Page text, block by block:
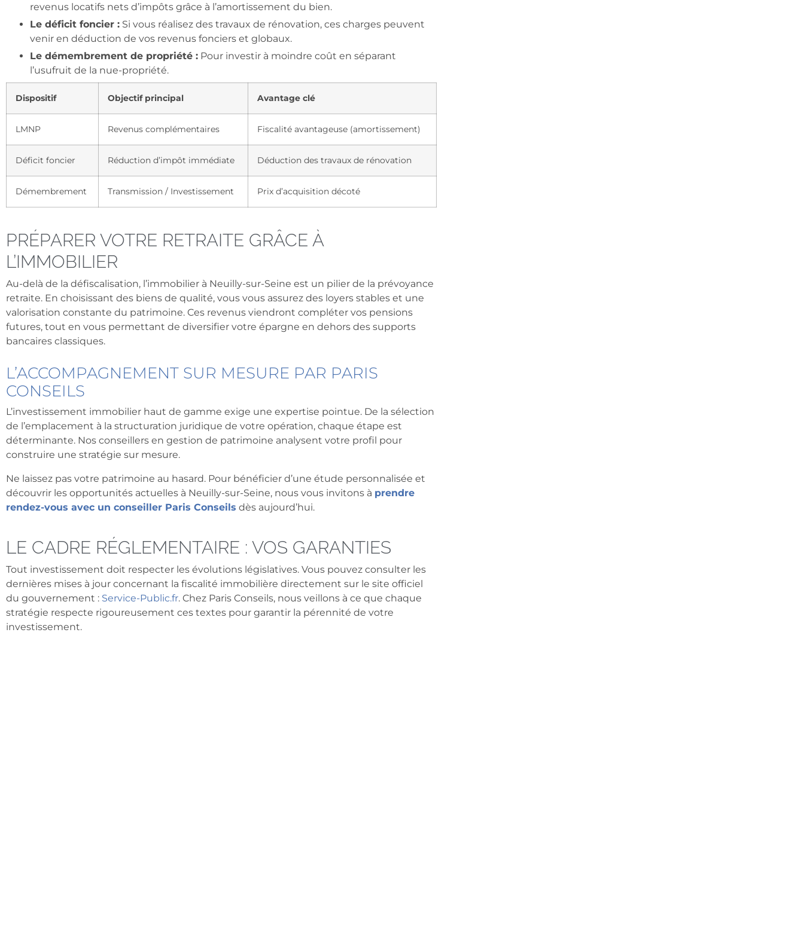
revenus locatifs nets d’impôts grâce à l’amortissement du bien.
Le déficit foncier : Si vous réalisez des travaux de rénovation, ces charges peuvent
venir en déduction de vos revenus fonciers et globaux.
Le démembrement de propriété : Pour investir à moindre coût en séparant
l’usufruit de la nue-propriété.
Dispositif Objectif principal Avantage clé
LMNP Revenus complémentaires Fiscalité avantageuse (amortissement)
Déficit foncier Réduction d’impôt immédiate Déduction des travaux de rénovation
Démembrement Transmission / Investissement Prix d’acquisition décoté
PRÉPARER VOTRE RETRAITE GRÂCE À
L’IMMOBILIER
Au-delà de la défiscalisation, l’immobilier à Neuilly-sur-Seine est un pilier de la prévoyance
retraite. En choisissant des biens de qualité, vous vous assurez des loyers stables et une
valorisation constante du patrimoine. Ces revenus viendront compléter vos pensions
futures, tout en vous permettant de diversifier votre épargne en dehors des supports
bancaires classiques.
L’ACCOMPAGNEMENT SUR MESURE PAR PARIS
CONSEILS
L’investissement immobilier haut de gamme exige une expertise pointue. De la sélection
de l’emplacement à la structuration juridique de votre opération, chaque étape est
déterminante. Nos conseillers en gestion de patrimoine analysent votre profil pour
construire une stratégie sur mesure.
Ne laissez pas votre patrimoine au hasard. Pour bénéficier d’une étude personnalisée et
découvrir les opportunités actuelles à Neuilly-sur-Seine, nous vous invitons à prendre
rendez-vous avec un conseiller Paris Conseils dès aujourd’hui.
LE CADRE RÉGLEMENTAIRE : VOS GARANTIES
Tout investissement doit respecter les évolutions législatives. Vous pouvez consulter les
dernières mises à jour concernant la fiscalité immobilière directement sur le site officiel
du gouvernement : Service-Public.fr. Chez Paris Conseils, nous veillons à ce que chaque
stratégie respecte rigoureusement ces textes pour garantir la pérennité de votre
investissement.